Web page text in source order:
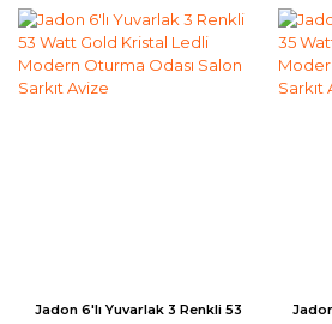
Jadon 6'lı Yuvarlak 3 Renkli 53